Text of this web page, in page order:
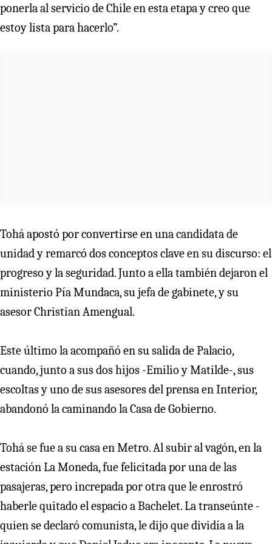
ponerla al servicio de Chile en esta etapa y creo que
estoy lista para hacerlo”.
Tohá apostó por convertirse en una candidata de
unidad y remarcó dos conceptos clave en su discurso: el
progreso y la seguridad. Junto a ella también dejaron el
ministerio Pía Mundaca, su jefa de gabinete, y su
asesor Christian Amengual.
Este último la acompañó en su salida de Palacio,
cuando, junto a sus dos hijos -Emilio y Matilde-, sus
escoltas y uno de sus asesores del prensa en Interior,
abandonó la caminando la Casa de Gobierno.
Tohá se fue a su casa en Metro. Al subir al vagón, en la
estación La Moneda, fue felicitada por una de las
pasajeras, pero increpada por otra que le enrostró
haberle quitado el espacio a Bachelet. La transeúnte -
quien se declaró comunista, le dijo que dividía a la